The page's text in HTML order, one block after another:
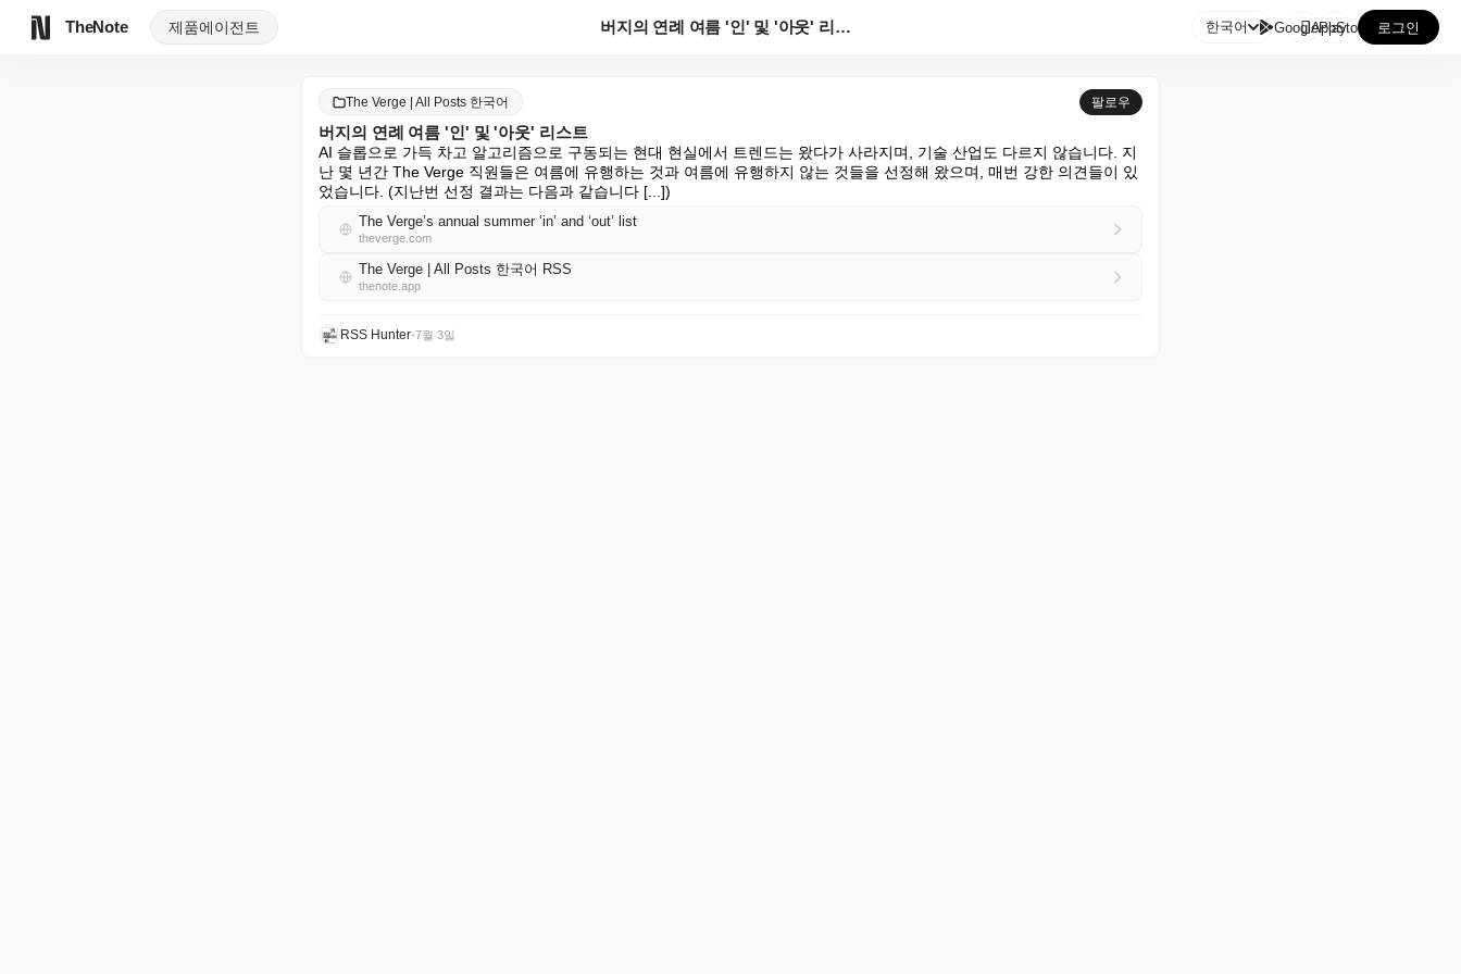
TheNote 제품에이전트 버지의 연례 여름 '인' 및 '아웃' 리스트 한국어 GooglePlay
AppStore 로그인
The Verge | All Posts 한국어 팔로우
버지의 연례 여름 '인' 및 '아웃' 리스트
AI 슬롭으로 가득 차고 알고리즘으로 구동되는 현대 현실에서 트렌드는 왔다가 사라지며, 기술 산업도 다르지 않습니다. 지
난 몇 년간 The Verge 직원들은 여름에 유행하는 것과 여름에 유행하지 않는 것들을 선정해 왔으며, 매번 강한 의견들이 있
었습니다. (지난번 선정 결과는 다음과 같습니다 [...])
The Verge’s annual summer ‘in’ and ‘out’ list
theverge.com
The Verge | All Posts 한국어 RSS
thenote.app
RSS Hunter•7월 3일